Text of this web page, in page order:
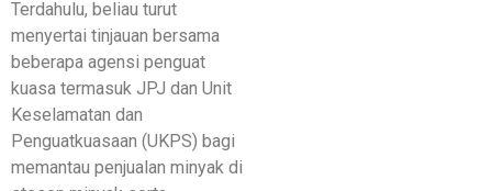
Terdahulu, beliau turut
menyertai tinjauan bersama
beberapa agensi penguat
kuasa termasuk JPJ dan Unit
Keselamatan dan
Penguatkuasaan (UKPS) bagi
memantau penjualan minyak di